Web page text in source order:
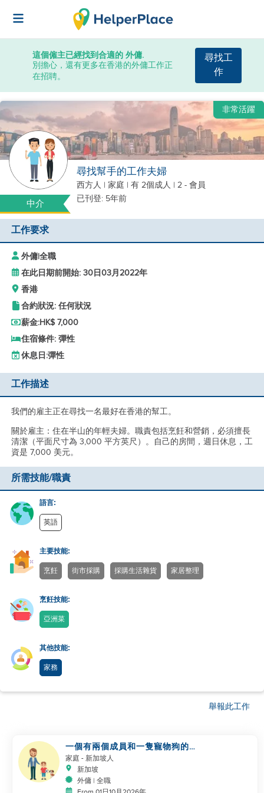
這個僱主已經找到合適的 外傭.
別擔心，還有更多在香港的外傭工作正
在招聘。
尋找工
作
中介
非常活躍
尋找幫手的工作夫婦
西方人 | 家庭 | 有 2個成人 | 2 - 會員
已刊登: 5年前
工作要求
外傭|全職
在此日期前開始: 30日03月2022年
香港
合約狀況: 任何狀況
薪金:HK$ 7,000
住宿條件: 彈性
休息日:彈性
工作描述
我們的雇主正在尋找一名最好在香港的幫工。
關於雇主：住在半山的年輕夫婦。職責包括烹飪和營銷，必須擅長
清潔（平面尺寸為 3,000 平方英尺）。自己的房間，週日休息，工
資是 7,000 美元。
所需技能/職責
語言:
英語
主要技能:
烹飪 街市採購 採購生活雜貨 家居整理
烹飪技能:
亞洲菜
其他技能:
家務
舉報此工作
一個有兩個成員和一隻寵物狗的小
家庭正在尋找幫手
家庭 - 新加坡人
新加坡
外傭 | 全職